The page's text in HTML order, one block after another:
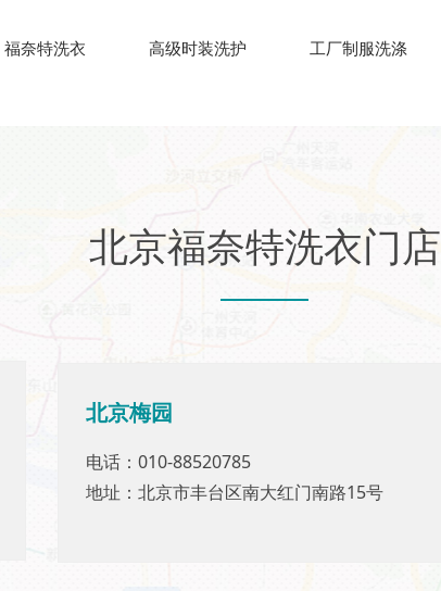
福奈特洗衣 高级时装洗护 工厂制服洗涤
北京福奈特洗衣门店
北京梅园
电话：010-88520785
地址：北京市丰台区南大红门南路15号
北京梅园
电话：010-88520785
地址：北京市丰台区南大红门南路15号